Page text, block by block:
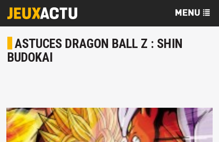
ASTUCES DRAGON BALL Z : SHIN
BUDOKAI